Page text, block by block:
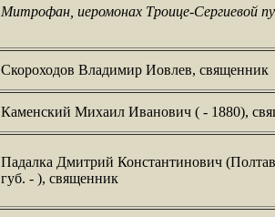
Митрофан, иеромонах Троице-Сергиевой
Скороходов Владимир Иовлев, священник
Каменский Михаил Иванович ( - 1880),
Падалка Дмитрий Константинович
губ. - ), священник